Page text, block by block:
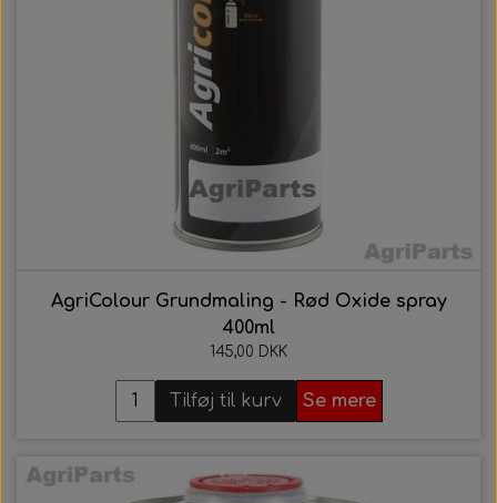
AgriColour Grundmaling - Rød Oxide spray
400ml
145,00 DKK
Tilføj til kurv Se mere